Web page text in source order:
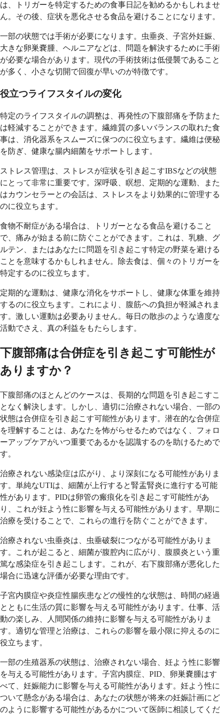
は、トリガーを特定するための食事日記を勧めるかもしれませ
ん。その後、症状を悪化させる食品を避けることになります。
一部の状態では手術が必要になります。虫垂炎、子宮外妊娠、
大きな卵巣嚢腫、ヘルニアなどは、問題を解決するために手術
が必要な場合があります。現代の手術技術は低侵襲であること
が多く、小さな切開で回復が早いのが特徴です。
役立つライフスタイルの変化
特定のライフスタイルの調整は、再発性の下腹部痛を予防また
は軽減することができます。繊維質の多いバランスの取れた食
事は、消化器系をスムーズに保つのに役立ちます。繊維は便秘
を防ぎ、健康な腸内細菌をサポートします。
ストレス管理は、ストレスが症状を引き起こすIBSなどの状態
にとって非常に重要です。深呼吸、瞑想、定期的な運動、また
はカウンセラーとの会話は、ストレスをより効果的に管理する
のに役立ちます。
食物不耐症がある場合は、トリガーとなる食品を避けること
で、痛みが始まる前に防ぐことができます。これは、乳糖、グ
ルテン、またはあなたに問題を引き起こす特定の野菜を避ける
ことを意味するかもしれません。除去食は、個々のトリガーを
特定するのに役立ちます。
定期的な運動は、健康な消化をサポートし、健康な体重を維持
するのに役立ちます。これにより、腹筋への負担が軽減されま
す。激しい運動は必要ありません。毎日の散歩のような適度な
活動でさえ、真の利益をもたらします。
下腹部痛は合併症を引き起こす可能性が
ありますか？
下腹部痛のほとんどのケースは、長期的な問題を引き起こすこ
となく解決します。しかし、適切に治療されない場合、一部の
状態は合併症を引き起こす可能性があります。潜在的な合併症
を理解することは、あなたを怖がらせるためではなく、フォロ
ーアップケアがいつ重要であるかを認識するのを助けるためで
す。
治療されない感染症は広がり、より深刻になる可能性がありま
す。単純なUTIは、細菌が上行すると腎盂腎炎に進行する可能
性があります。PIDは卵管の瘢痕化を引き起こす可能性があ
り、これが妊よう性に影響を与える可能性があります。早期に
治療を受けることで、これらの進行を防ぐことができます。
治療されない虫垂炎は、虫垂破裂につながる可能性がありま
す。これが起こると、細菌が腹腔内に広がり、腹膜炎という重
篤な感染症を引き起こします。これが、右下腹部痛が悪化した
場合に迅速な評価が必要な理由です。
子宮内膜症や炎症性腸疾患などの慢性的な状態は、時間の経過
とともに生活の質に影響を与える可能性があります。仕事、活
動の楽しみ、人間関係の維持に影響を与える可能性がありま
す。適切な管理と治療は、これらの影響を最小限に抑えるのに
役立ちます。
一部の生殖器系の状態は、治療されない場合、妊よう性に影響
を与える可能性があります。子宮内膜症、PID、卵巣嚢腫はす
べて、妊娠能力に影響を与える可能性があります。妊よう性に
ついて懸念がある場合は、あなたの状態が将来の妊娠計画にど
のように影響する可能性があるかについて医師に相談してくだ